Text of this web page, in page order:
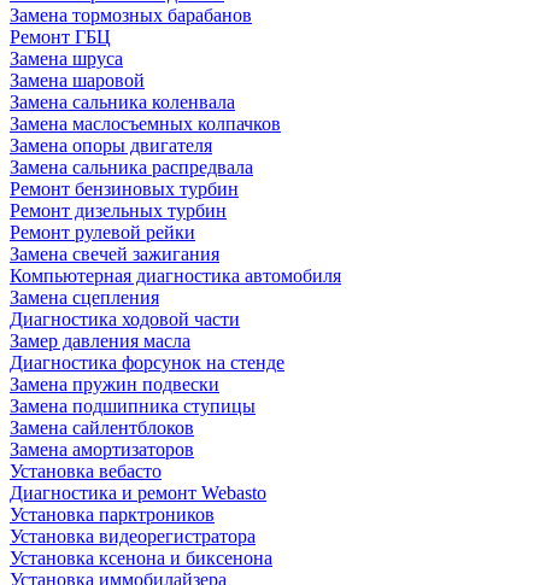
Замена тормозных барабанов
Ремонт ГБЦ
Замена шруса
Замена шаровой
Замена сальника коленвала
Замена маслосъемных колпачков
Замена опоры двигателя
Замена сальника распредвала
Ремонт бензиновых турбин
Ремонт дизельных турбин
Ремонт рулевой рейки
Замена свечей зажигания
Компьютерная диагностика автомобиля
Замена сцепления
Диагностика ходовой части
Замер давления масла
Диагностика форсунок на стенде
Замена пружин подвески
Замена подшипника ступицы
Замена сайлентблоков
Замена амортизаторов
Установка вебасто
Диагностика и ремонт Webasto
Установка парктроников
Установка видеорегистратора
Установка ксенона и биксенона
Установка иммобилайзера